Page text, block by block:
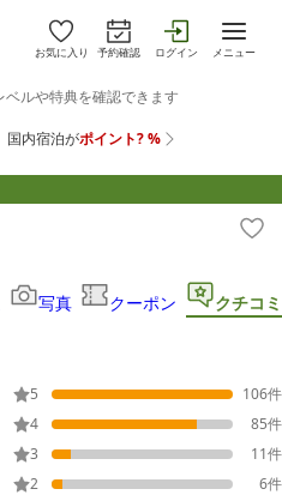
お気に入り 予約確認 ログイン メニュー
写真 クーポン クチコミ
5 106件
4
85件
3
11件
2
6件